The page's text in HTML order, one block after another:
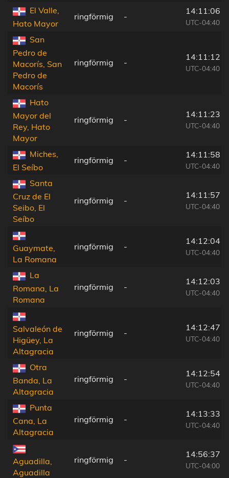
El Valle,
Hato Mayor
ringförmig -
14:11:06
UTC-04:40
San
Pedro de
Macorís, San
Pedro de
Macorís
ringförmig -
14:11:12
UTC-04:40
Hato
Mayor del
Rey, Hato
Mayor
ringförmig -
14:11:23
UTC-04:40
Miches,
El Seíbo
ringförmig -
14:11:58
UTC-04:40
Santa
Cruz de El
Seibo, El
Seíbo
ringförmig -
14:11:57
UTC-04:40
Guaymate,
La Romana
ringförmig -
14:12:04
UTC-04:40
La
Romana, La
Romana
ringförmig -
14:12:03
UTC-04:40
Salvaleón de
Higüey, La
Altagracia
ringförmig -
14:12:47
UTC-04:40
Otra
Banda, La
Altagracia
ringförmig -
14:12:54
UTC-04:40
Punta
Cana, La
Altagracia
ringförmig -
14:13:33
UTC-04:40
Aguadilla,
Aguadilla
ringförmig -
14:56:37
UTC-04:00